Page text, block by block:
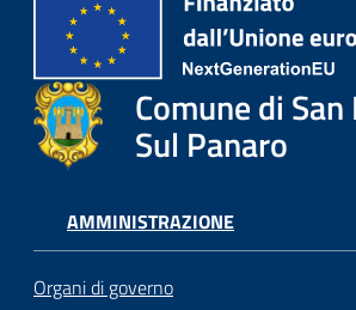
a
n
C
o
Comune di San
Sul Panaro
AMMINISTRAZIONE
Organi di governo